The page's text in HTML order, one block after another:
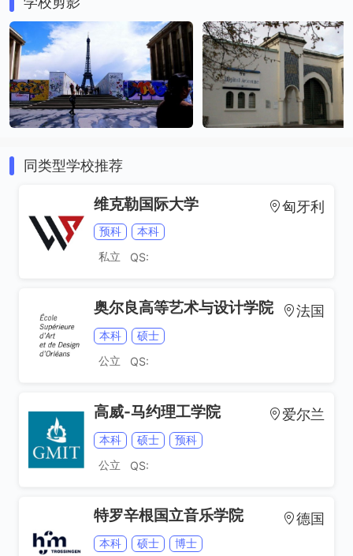
生物医学工程 环境科学
同类型学校推荐
维克勒国际大学 匈牙利
预科
本科
私立
QS:
奥尔良高等艺术与设计学院 法国
本科
硕士
公立
QS:
高威-马约理工学院 爱尔兰
本科 硕士
预科
公立
QS:
特罗辛根国立音乐学院 德国
本科 硕士 博士